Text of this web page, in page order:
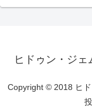
ヒドゥン・ジ
Copyright © 2018 ヒ